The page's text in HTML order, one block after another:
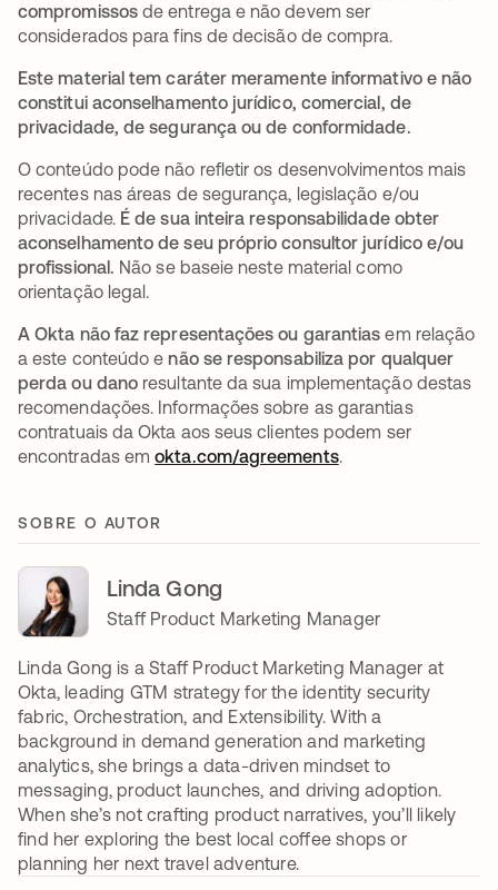
compromissosde entrega e não devem ser
considerados para fins de decisão de compra.
Este material tem caráter meramente informativo e não
constitui aconselhamento jurídico, comercial, de
privacidade, de segurança ou de conformidade.
O conteúdo pode não refletir os desenvolvimentos mais
recentes nas áreas de segurança, legislação e/ou
privacidade. É de sua inteira responsabilidade obter
aconselhamento de seu próprio consultor jurídico e/ou
profissional. Não se baseie neste material como
orientação legal.
A Okta não faz representações ou garantias em relação
a este conteúdo enão se responsabiliza por qualquer
perda ou dano resultante da sua implementação destas
recomendações. Informações sobre as garantias
contratuais da Okta aos seus clientes podem ser
encontradas emokta.com/agreements.
SOBRE O AUTOR
Linda Gong
Staff Product Marketing Manager
Linda Gong is a Staff Product Marketing Manager at
Okta, leading GTM strategy for the identity security
fabric, Orchestration, and Extensibility. With a
background in demand generation and marketing
analytics, she brings a data-driven mindset to
messaging, product launches, and driving adoption.
When she’s not crafting product narratives, you’ll likely
find her exploring the best local coffee shops or
planning her next travel adventure.